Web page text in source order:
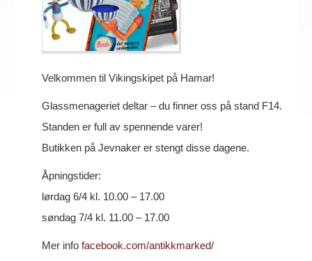
Velkommen til Vikingskipet på Hamar!
Glassmenageriet deltar – du finner oss på stand F14.
Standen er full av spennende varer!
Butikken på Jevnaker er stengt disse dagene.
Åpningstider:
lørdag 6/4 kl. 10.00 – 17.00
søndag 7/4 kl. 11.00 – 17.00
Mer info facebook.com/antikkmarked/